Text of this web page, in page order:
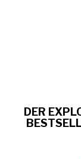
DER